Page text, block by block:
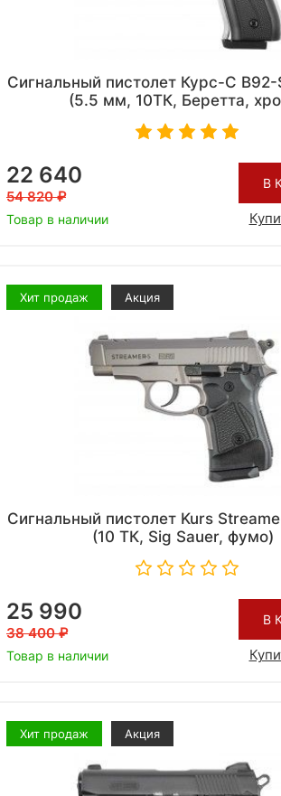
Сигнальный пистолет Курс-С
(5.5 мм, 10ТК, Беретта,
22 640
54 820
Товар в наличии
В
Хит продаж Акция
Сигнальный пистолет Kurs
(10 ТК, Sig Sauer, фумо)
25 990
38 400
Товар в наличии
В
Хит продаж Акция